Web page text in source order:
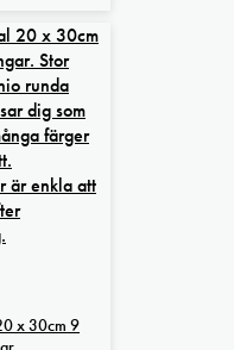
x 30cm 9